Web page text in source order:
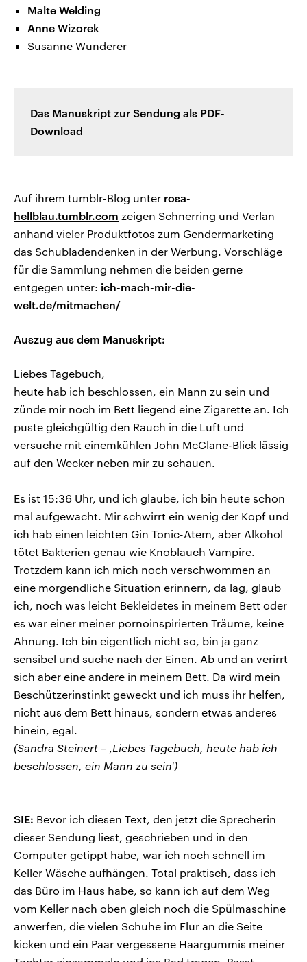
Malte Welding
Anne Wizorek
Susanne Wunderer
Das Manuskript zur Sendung als PDF-
Download
Auf ihrem tumblr-Blog unter rosa-
hellblau.tumblr.com zeigen Schnerring und Verlan
anhand vieler Produktfotos zum Gendermarketing
das Schubladendenken in der Werbung. Vorschläge
für die Sammlung nehmen die beiden gerne
entgegen unter: ich-mach-mir-die-
welt.de/mitmachen/
Auszug aus dem Manuskript:
Liebes Tagebuch,
heute hab ich beschlossen, ein Mann zu sein und
zünde mir noch im Bett liegend eine Zigarette an. Ich
puste gleichgültig den Rauch in die Luft und
versuche mit einemkühlen John McClane-Blick lässig
auf den Wecker neben mir zu schauen.
Es ist 15:36 Uhr, und ich glaube, ich bin heute schon
mal aufgewacht. Mir schwirrt ein wenig der Kopf und
ich hab einen leichten Gin Tonic-Atem, aber Alkohol
tötet Bakterien genau wie Knoblauch Vampire.
Trotzdem kann ich mich noch verschwommen an
eine morgendliche Situation erinnern, da lag, glaub
ich, noch was leicht Bekleidetes in meinem Bett oder
es war einer meiner pornoinspirierten Träume, keine
Ahnung. Ich bin eigentlich nicht so, bin ja ganz
sensibel und suche nach der Einen. Ab und an verirrt
sich aber eine andere in meinem Bett. Da wird mein
Beschützerinstinkt geweckt und ich muss ihr helfen,
nicht aus dem Bett hinaus, sondern etwas anderes
hinein, egal.
(Sandra Steinert – ‚Liebes Tagebuch, heute hab ich
beschlossen, ein Mann zu sein')
SIE: Bevor ich diesen Text, den jetzt die Sprecherin
dieser Sendung liest, geschrieben und in den
Computer getippt habe, war ich noch schnell im
Keller Wäsche aufhängen. Total praktisch, dass ich
das Büro im Haus habe, so kann ich auf dem Weg
vom Keller nach oben gleich noch die Spülmaschine
anwerfen, die vielen Schuhe im Flur an die Seite
kicken und ein Paar vergessene Haargummis meiner